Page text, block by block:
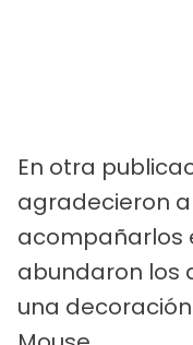
En otra
agradecieron
acompañarlos
abundaron los
una